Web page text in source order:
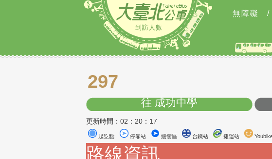
到訪人數
無障礙 /
297
往 成功中學
更新時間：02：20：17
起訖點 停靠站